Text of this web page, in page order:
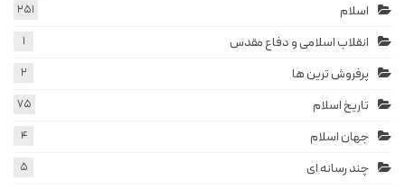
اسلام 251
انقلاب اسلامی و دفاع مقدس 1
پرفروش ترین ها 2
تاریخ اسلام 75
جهان اسلام 4
چند رسانه ای 5